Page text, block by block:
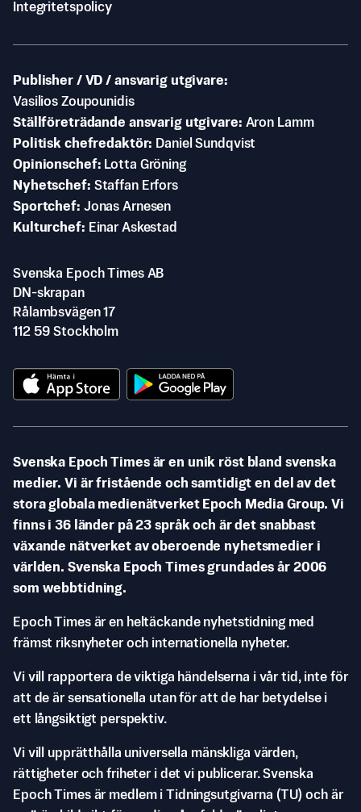
Integritetspolicy
Publisher / VD / ansvarig utgivare
Vasilios Zoupounidis
Ställföreträdande ansvarig utgivare Aron Lamm
Politisk chefredaktör
Daniel Sundqvist
Opinionschef
Lotta Gröning
Nyhetschef Staffan Erfors
Sportchef Jonas Arnesen
Kulturchef
Einar Askestad
Svenska Epoch Times AB
DN-skrapan
Rålambsvägen 17
112 59 Stockholm
Svenska Epoch Times är en unik röst bland svenska
medier. Vi är fristående och samtidigt en del av det
stora globala medienätverket Epoch Media Group. Vi
finns i 36 länder på 23 språk och är det snabbast
växande nätverket av oberoende nyhetsmedier i
världen. Svenska Epoch Times grundades år 2006
som webbtidning.
Epoch Times är en heltäckande nyhetstidning med
främst riksnyheter och internationella nyheter.
Vi vill rapportera de viktiga händelserna i vår tid, inte för
att de är sensationella utan för att de har betydelse i
ett långsiktigt perspektiv.
Vi vill upprätthålla universella mänskliga värden,
rättigheter och friheter i det vi publicerar. Svenska
Epoch Times är medlem i Tidningsutgivarna (TU) och är